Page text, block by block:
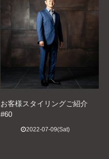
お客様スタイリングご紹介
#60
2022-07-09(Sat)